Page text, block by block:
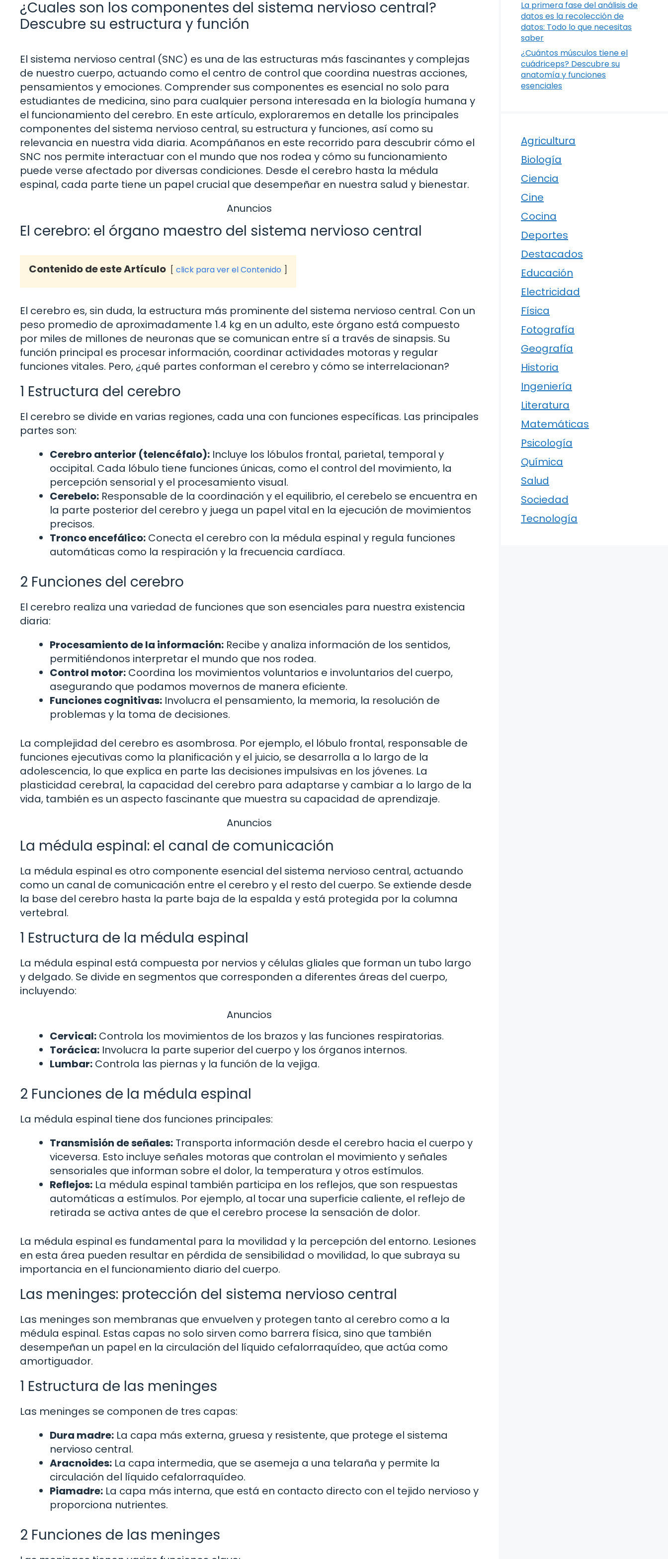
¿Cuales son los componentes del sistema nervioso central?
Descubre su estructura y función
El sistema nervioso central (SNC) es una de las estructuras más fascinantes y complejas
de nuestro cuerpo, actuando como el centro de control que coordina nuestras acciones,
pensamientos y emociones. Comprender sus componentes es esencial no solo para
estudiantes de medicina, sino para cualquier persona interesada en la biología humana y
el funcionamiento del cerebro. En este artículo, exploraremos en detalle los principales
componentes del sistema nervioso central, su estructura y funciones, así como su
relevancia en nuestra vida diaria. Acompáñanos en este recorrido para descubrir cómo el
SNC nos permite interactuar con el mundo que nos rodea y cómo su funcionamiento
puede verse afectado por diversas condiciones. Desde el cerebro hasta la médula
espinal, cada parte tiene un papel crucial que desempeñar en nuestra salud y bienestar.
Anuncios
El cerebro: el órgano maestro del sistema nervioso central
Contenido de este Artículo click para ver el Contenido
El cerebro es, sin duda, la estructura más prominente del sistema nervioso central. Con un
peso promedio de aproximadamente 1.4 kg en un adulto, este órgano está compuesto
por miles de millones de neuronas que se comunican entre sí a través de sinapsis. Su
función principal es procesar información, coordinar actividades motoras y regular
funciones vitales. Pero, ¿qué partes conforman el cerebro y cómo se interrelacionan?
1 Estructura del cerebro
El cerebro se divide en varias regiones, cada una con funciones específicas. Las principales
partes son:
Cerebro anterior (telencéfalo): Incluye los lóbulos frontal, parietal, temporal y
occipital. Cada lóbulo tiene funciones únicas, como el control del movimiento, la
percepción sensorial y el procesamiento visual.
Cerebelo: Responsable de la coordinación y el equilibrio, el cerebelo se encuentra en
la parte posterior del cerebro y juega un papel vital en la ejecución de movimientos
precisos.
Tronco encefálico: Conecta el cerebro con la médula espinal y regula funciones
automáticas como la respiración y la frecuencia cardíaca.
2 Funciones del cerebro
El cerebro realiza una variedad de funciones que son esenciales para nuestra existencia
diaria:
Procesamiento de la información: Recibe y analiza información de los sentidos,
permitiéndonos interpretar el mundo que nos rodea.
Control motor: Coordina los movimientos voluntarios e involuntarios del cuerpo,
asegurando que podamos movernos de manera eficiente.
Funciones cognitivas: Involucra el pensamiento, la memoria, la resolución de
problemas y la toma de decisiones.
La complejidad del cerebro es asombrosa. Por ejemplo, el lóbulo frontal, responsable de
funciones ejecutivas como la planificación y el juicio, se desarrolla a lo largo de la
adolescencia, lo que explica en parte las decisiones impulsivas en los jóvenes. La
plasticidad cerebral, la capacidad del cerebro para adaptarse y cambiar a lo largo de la
vida, también es un aspecto fascinante que muestra su capacidad de aprendizaje.
Anuncios
La médula espinal: el canal de comunicación
La médula espinal es otro componente esencial del sistema nervioso central, actuando
como un canal de comunicación entre el cerebro y el resto del cuerpo. Se extiende desde
la base del cerebro hasta la parte baja de la espalda y está protegida por la columna
vertebral.
1 Estructura de la médula espinal
La médula espinal está compuesta por nervios y células gliales que forman un tubo largo
y delgado. Se divide en segmentos que corresponden a diferentes áreas del cuerpo,
incluyendo:
Anuncios
Cervical: Controla los movimientos de los brazos y las funciones respiratorias.
Torácica: Involucra la parte superior del cuerpo y los órganos internos.
Lumbar: Controla las piernas y la función de la vejiga.
2 Funciones de la médula espinal
La médula espinal tiene dos funciones principales:
Transmisión de señales: Transporta información desde el cerebro hacia el cuerpo y
viceversa. Esto incluye señales motoras que controlan el movimiento y señales
sensoriales que informan sobre el dolor, la temperatura y otros estímulos.
Reflejos: La médula espinal también participa en los reflejos, que son respuestas
automáticas a estímulos. Por ejemplo, al tocar una superficie caliente, el reflejo de
retirada se activa antes de que el cerebro procese la sensación de dolor.
La médula espinal es fundamental para la movilidad y la percepción del entorno. Lesiones
en esta área pueden resultar en pérdida de sensibilidad o movilidad, lo que subraya su
importancia en el funcionamiento diario del cuerpo.
Las meninges: protección del sistema nervioso central
Las meninges son membranas que envuelven y protegen tanto al cerebro como a la
médula espinal. Estas capas no solo sirven como barrera física, sino que también
desempeñan un papel en la circulación del líquido cefalorraquídeo, que actúa como
amortiguador.
1 Estructura de las meninges
Las meninges se componen de tres capas:
Dura madre: La capa más externa, gruesa y resistente, que protege el sistema
nervioso central.
Aracnoides: La capa intermedia, que se asemeja a una telaraña y permite la
circulación del líquido cefalorraquídeo.
Piamadre: La capa más interna, que está en contacto directo con el tejido nervioso y
proporciona nutrientes.
2 Funciones de las meninges
La primera fase del análisis de
datos es la recolección de
datos: Todo lo que necesitas
saber
¿Cuántos músculos tiene el
cuádriceps? Descubre su
anatomía y funciones
esenciales
Agricultura
Biología
Ciencia
Cine
Cocina
Deportes
Destacados
Educación
Electricidad
Física
Fotografía
Geografía
Historia
Ingeniería
Literatura
Matemáticas
Psicología
Química
Salud
Sociedad
Tecnología